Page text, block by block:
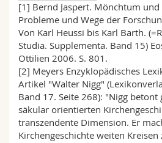
[1] Bernd Jaspert. Mönchtum
Probleme und Wege der
Von Karl Heussi bis Karl Barth.
Studia. Supplementa. Band 15)
Ottilien 2006. S. 801.
[2] Meyers Enzyklopädisches
Artikel "Walter Nigg"
Band 17. Seite 268): "Nigg betont
säkular orientierten
transzendente Dimension. Er
Kirchengeschichte weiten Kreisen